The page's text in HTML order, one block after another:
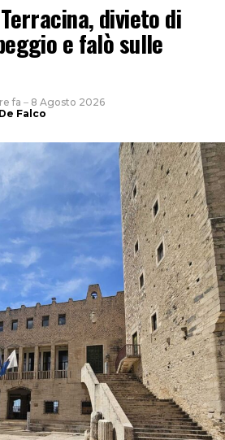
veicolo finito contro le tre auto,
sarebbe fermato dopo l’impatto
né per lasciare i propri dati,
tracce.
delle vetture coinvolte ha
anche attraverso un video
speranza di poter raccogliere
ricostruire quanto accaduto e
divieto di
e falò sulle
fa – 8 Agosto 2026
Falco